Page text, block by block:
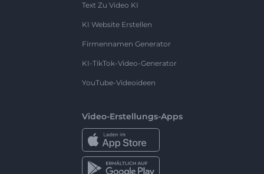
Text Zu Video KI
KI Website Erstellen
Firmennamen Generator
KI-TikTok-Video-Generator
YouTube-Videoideen
Video-Erstellungs-Apps